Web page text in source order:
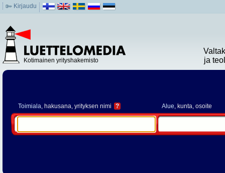
Kirjaudu
Kotimainen yrityshakemisto
ja
Toimiala, hakusana, yrityksen nimi ? Alue, kunta, osoite